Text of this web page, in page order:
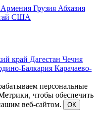
Армения Грузия Абхазия
США
край Дагестан Чечня
Балкария Карачаево-
персональные
чтобы обеспечить
веб-сайтом.
ОК